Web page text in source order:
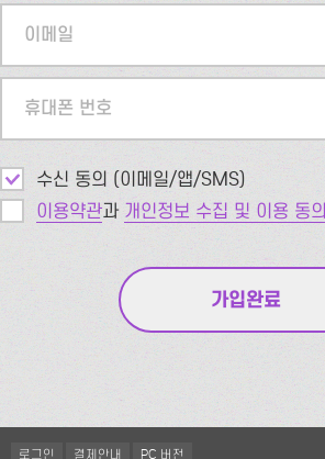
이메일
휴대폰 번호
수신 동의 (이메일/앱/SMS)
이용약관과 개인정보 수집 및 이용 동의
로그인 결제안내 PC 버전